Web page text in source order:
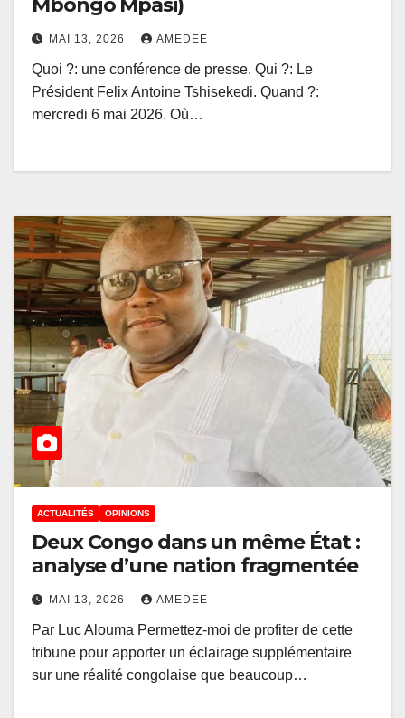
MAI 13, 2026 AMEDEE
Quoi ?: une conférence de presse. Qui ?: Le
Président Felix Antoine Tshisekedi. Quand ?:
mercredi 6 mai 2026. Où…
ACTUALITÉS OPINIONS
Deux Congo dans un même État :
analyse d’une nation fragmentée
MAI 13, 2026 AMEDEE
Par Luc Alouma Permettez-moi de profiter de cette
tribune pour apporter un éclairage supplémentaire
sur une réalité congolaise que beaucoup…